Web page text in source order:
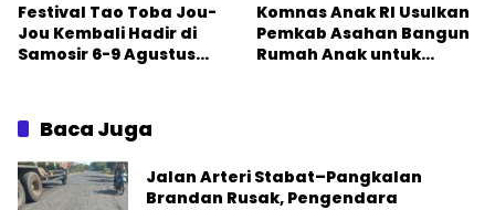
Festival Tao Toba Jou-
Jou Kembali Hadir di
Samosir 6-9 Agustus
Peluangnya
Komnas Anak RI Usulkan
Pemkab Asahan Bangun
Rumah Anak untuk
Baca Juga
Jalan Arteri Stabat–Pangkalan
Brandan Rusak, Pengendara